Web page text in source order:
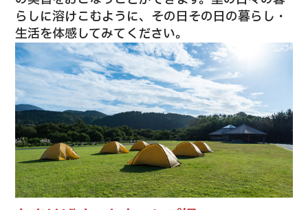
らしに溶けこむように、その日その日の暮らし・
生活を体感してみてください。